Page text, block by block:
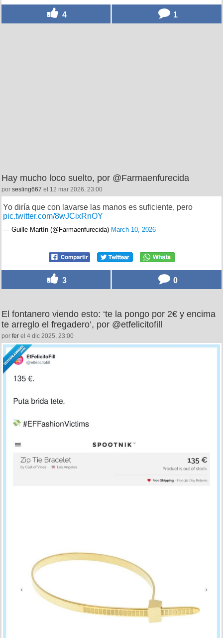
4 1
Hay mucho loco suelto, por @Farmaenfurecida
por sesling667 el 12 mar 2026, 23:00
Yo diría que con lavarse las manos es suficiente, pero
pic.twitter.com/8wJCixRnOY
— Guille Martín (@Farmaenfurecida) March 10, 2026
3 0
El fontanero viendo esto: ‘te la pongo por 2€ y encima
te arreglo el fregadero’, por @etfelicitofill
por fer el 4 dic 2025, 23:00